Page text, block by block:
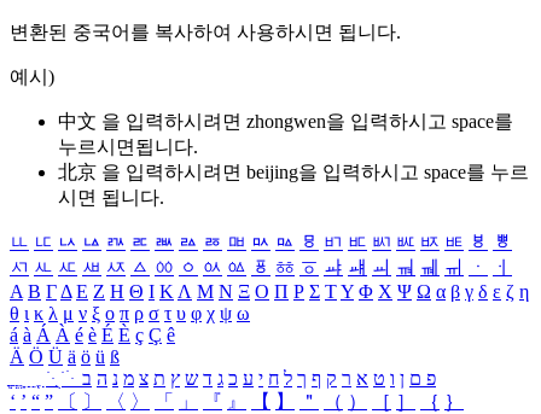
변환된 중국어를 복사하여 사용하시면 됩니다.
예시)
中文 을 입력하시려면 zhongwen을 입력하시고 space를
누르시면됩니다.
北京 을 입력하시려면 beijing을 입력하시고 space를 누르
시면 됩니다.
ㅥ ㅦ ㅧ ㅨ ㅩ ㅪ ㅫ ㅬ ㅭ ㅮ ㅯ ㅰ ㅱ ㅲ ㅳ ㅴ ㅵ ㅶ ㅷ ㅸ
ㅹ
ㅺ ㅻ ㅼ ㅽ ㅾ ㅿ ㆀ ㆁ ㆂ ㆃ ㆄ ㆅ ㆆ ㆇ ㆈ ㆉ ㆊ ㆋ ㆌ ㆍ
ㆎ
Α Β ΓΔ Ε Ζ Η Θ Ι ΚΛ Μ Ν Ξ Ο Π Ρ Σ ΤΥ Φ Χ Ψ Ω α β γ δ ε ζ η
θ ι κ λ μ ν ξ ο π ρ σ τ υ φ χ ψ ω
á à Á À é è É È ç Ç ê
Ä Ö Ü ä ö ü ß
ִֶֹ ֻּ ׁׂ פ ם ן ו ט א ר ק ף ך ל ח י ע כ ג ד ש ץ ת צ מ נ ה ב
‘ ’ “ ” 〔 〕 〈 〉 「 」 『 』 【 】 ＂ （ ） ［ ］ ｛ ｝